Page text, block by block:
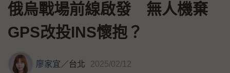
俄烏戰場前線啟發 無人機棄
GPS改投INS懷抱？
廖家宜／台北 2025/02/12